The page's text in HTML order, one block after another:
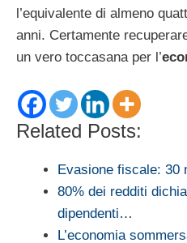
l’equivalente di almeno
anni. Certamente
un vero toccasana per l’
Related Posts:
Evasione fiscale: 30
80% dei redditi
dipendenti…
L’economia